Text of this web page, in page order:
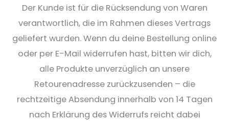
Der Kunde ist für die Rücksendung von Waren
verantwortlich, die im Rahmen dieses Vertrags
geliefert wurden. Wenn du deine Bestellung online
oder per E-Mail widerrufen hast, bitten wir dich,
alle Produkte unverzüglich an unsere
Retourenadresse zurückzusenden – die
rechtzeitige Absendung innerhalb von 14 Tagen
nach Erklärung des Widerrufs reicht dabei